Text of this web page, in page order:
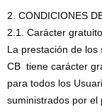
2. CONDICIONES
2.1. Carácter
La prestación de los
CB tiene carácter
para todos los
suministrados por el